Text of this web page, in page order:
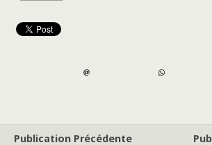
Publication Précédente